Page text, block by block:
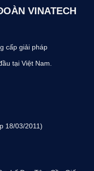
VINATECH
cấp giải pháp
tại Việt Nam.
18/03/2011)